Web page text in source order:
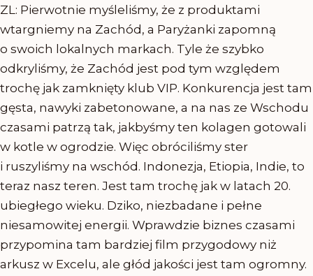
ZL: Pierwotnie myśleliśmy, że z produktami
wtargniemy na Zachód, a Paryżanki zapomną
o swoich lokalnych markach. Tyle że szybko
odkryliśmy, że Zachód jest pod tym względem
trochę jak zamknięty klub VIP. Konkurencja jest tam
gęsta, nawyki zabetonowane, a na nas ze Wschodu
czasami patrzą tak, jakbyśmy ten kolagen gotowali
w kotle w ogrodzie. Więc obróciliśmy ster
i ruszyliśmy na wschód. Indonezja, Etiopia, Indie, to
teraz nasz teren. Jest tam trochę jak w latach 20.
ubiegłego wieku. Dziko, niezbadane i pełne
niesamowitej energii. Wprawdzie biznes czasami
przypomina tam bardziej film przygodowy niż
arkusz w Excelu, ale głód jakości jest tam ogromny.